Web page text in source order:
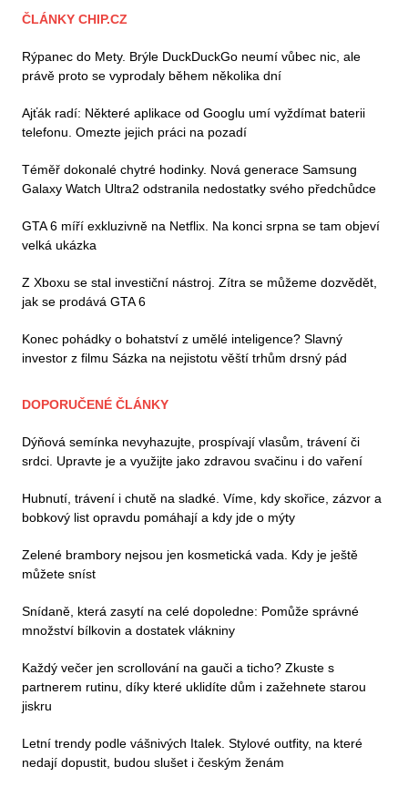
ČLÁNKY CHIP.CZ
Rýpanec do Mety. Brýle DuckDuckGo neumí vůbec nic, ale
právě proto se vyprodaly během několika dní
Ajťák radí: Některé aplikace od Googlu umí vyždímat baterii
telefonu. Omezte jejich práci na pozadí
Téměř dokonalé chytré hodinky. Nová generace Samsung
Galaxy Watch Ultra2 odstranila nedostatky svého předchůdce
GTA 6 míří exkluzivně na Netflix. Na konci srpna se tam objeví
velká ukázka
Z Xboxu se stal investiční nástroj. Zítra se můžeme dozvědět,
jak se prodává GTA 6
Konec pohádky o bohatství z umělé inteligence? Slavný
investor z filmu Sázka na nejistotu věští trhům drsný pád
DOPORUČENÉ ČLÁNKY
Dýňová semínka nevyhazujte, prospívají vlasům, trávení či
srdci. Upravte je a využijte jako zdravou svačinu i do vaření
Hubnutí, trávení i chutě na sladké. Víme, kdy skořice, zázvor a
bobkový list opravdu pomáhají a kdy jde o mýty
Zelené brambory nejsou jen kosmetická vada. Kdy je ještě
můžete sníst
Snídaně, která zasytí na celé dopoledne: Pomůže správné
množství bílkovin a dostatek vlákniny
Každý večer jen scrollování na gauči a ticho? Zkuste s
partnerem rutinu, díky které uklidíte dům i zažehnete starou
jiskru
Letní trendy podle vášnivých Italek. Stylové outfity, na které
nedají dopustit, budou slušet i českým ženám